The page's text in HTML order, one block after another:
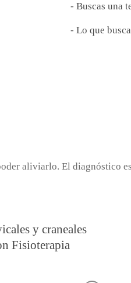
- Buscas una
- Lo que
aliviarlo. El diagnóstico
y craneales
Fisioterapia